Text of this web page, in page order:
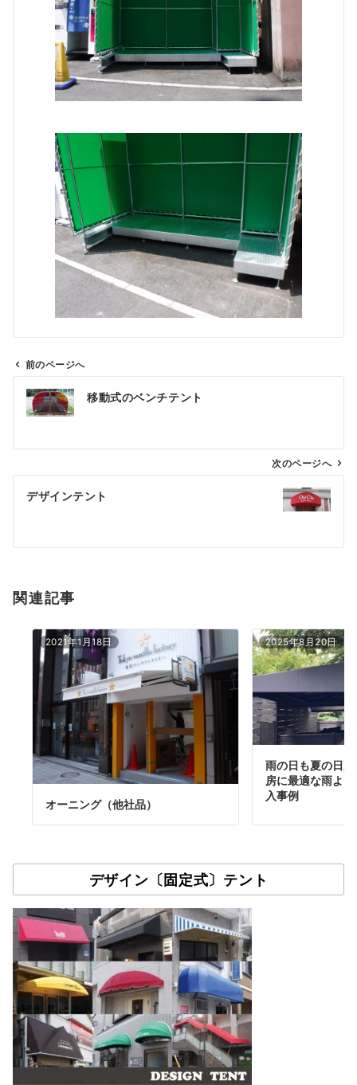
ビ
ン
前のページへ
移動式のベンチテント
次のページへ
デザインテント
関連記事
2021年1月18日
オーニング（他社品）
2025年8月20日
雨の日も夏の日
房に最適な雨よ
入事例
デザイン〔固定式〕テント